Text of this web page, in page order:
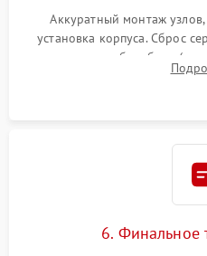
Аккуратный монтаж
установка корпуса. Сброс
счетчиков абсорбера
обновление прошивки и
6. Финальное